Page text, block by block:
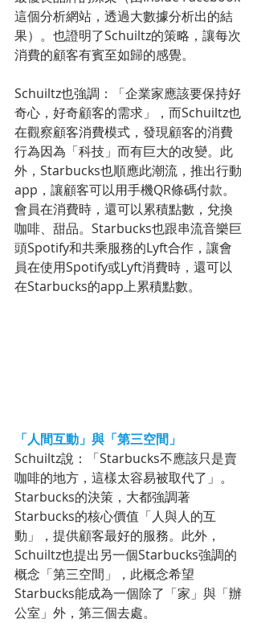
這個分析網站，透過大數據分析出的結
果）。也證明了Schuiltz的策略，讓每次
消費的顧客有賓至如歸的感覺。
Schuiltz也強調：「企業家應該要保持好
奇心，好奇顧客的需求」，而Schuiltz也
在觀察顧客消費模式，發現顧客的消費
行為因為「科技」而有巨大的改變。此
外，Starbucks也順應此潮流，推出行動
app，讓顧客可以用手機QR條碼付款。
會員在消費時，還可以累積點數，兌換
咖啡、甜品。Starbucks也跟串流音樂巨
頭Spotify和共乘服務的Lyft合作，讓會
員在使用Spotify或Lyft消費時，還可以
在Starbucks的app上累積點數。
「人間互動」與「第三空間」
Schuiltz說：「Starbucks不應該只是賣
咖啡的地方，這樣太容易被取代了」。
Starbucks的決策，大都強調著
Starbucks的核心價值「人與人的互
動」，提供顧客最好的服務。此外，
Schuiltz也提出另一個Starbucks強調的
概念「第三空間」，此概念希望
Starbucks能成為一個除了「家」與「辦
公室」外，第三個去處。